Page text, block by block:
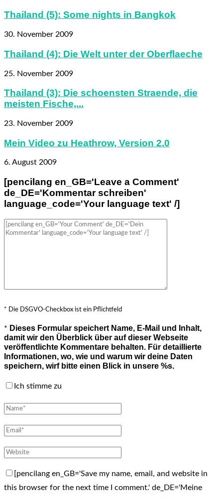
Thailand (5): Some nights in Bangkok
30. November 2009
Thailand (4): Die Welt unter der Oberflaeche
25. November 2009
Thailand (3): Die schoensten Straende, die
meisten Fische,...
23. November 2009
Mein Video zu Heathrow, Version 2.0
6. August 2009
[pencilang en_GB='Leave a Comment'
de_DE='Kommentar schreiben'
language_code='Your language text' /]
* Die DSGVO-Checkbox ist ein Pflichtfeld
* Dieses Formular speichert Name, E-Mail und Inhalt,
damit wir den Überblick über auf dieser Webseite
veröffentlichte Kommentare behalten. Für detaillierte
Informationen, wo, wie und warum wir deine Daten
speichern, wirf bitte einen Blick in unsere %s.
Ich stimme zu
[pencilang en_GB='Save my name, email, and website in
this browser for the next time I comment.' de_DE='Meine